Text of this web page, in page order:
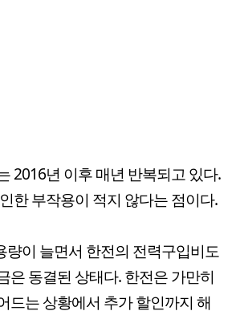
2016년 이후 매년 반복되고 있다.
한 부작용이 적지 않다는 점이다.
량이 늘면서 한전의 전력구입비도
은 동결된 상태다. 한전은 가만히
드는 상황에서 추가 할인까지 해